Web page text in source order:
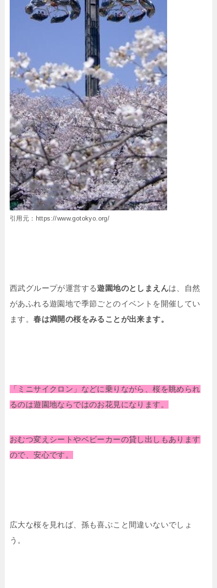
引用元：https://www.gotokyo.org/
西武グループが運営する遊園地のとしまえんは、自然
があふれる遊園地で季節ごとのイベントを開催してい
ます。春は満開の桜をみることが出来ます。
「ミニサイクロン」などに乗りながら、桜を眺められ
るのは遊園地ならではのお花見になります。
おむつ変えシートやベビーカーの貸し出しもあります
ので、安心です。
広大な桜を見れば、孫も喜ぶこと間違いないでしょ
う。